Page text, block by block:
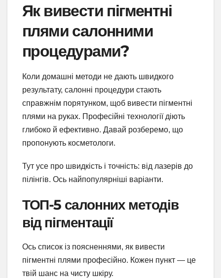
Як вивести пігментні
плями салонними
процедурами?
Коли домашні методи не дають швидкого
результату, салонні процедури стають
справжнім порятунком, щоб вивести пігментні
плями на руках. Професійні технології діють
глибоко й ефективно. Давай розберемо, що
пропонують косметологи.
Тут усе про швидкість і точність: від лазерів до
пілінгів. Ось найпопулярніші варіанти.
ТОП-5 салонних методів
від пігментації
Ось список із поясненнями, як вивести
пігментні плями професійно. Кожен пункт — це
твій шанс на чисту шкіру.